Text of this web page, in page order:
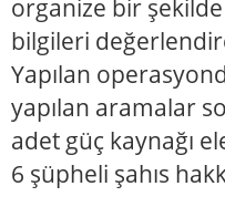
organize bir şekilde
bilgileri
Yapılan
yapılan aramalar
adet güç kaynağı
6 şüpheli şahıs